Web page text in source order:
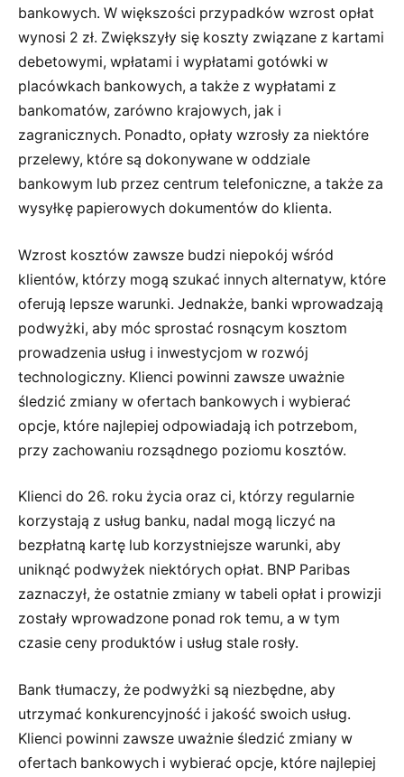
bankowych. W większości przypadków wzrost opłat
wynosi 2 zł. Zwiększyły się koszty związane z kartami
debetowymi, wpłatami i wypłatami gotówki w
placówkach bankowych, a także z wypłatami z
bankomatów, zarówno krajowych, jak i
zagranicznych. Ponadto, opłaty wzrosły za niektóre
przelewy, które są dokonywane w oddziale
bankowym lub przez centrum telefoniczne, a także za
wysyłkę papierowych dokumentów do klienta.
Wzrost kosztów zawsze budzi niepokój wśród
klientów, którzy mogą szukać innych alternatyw, które
oferują lepsze warunki. Jednakże, banki wprowadzają
podwyżki, aby móc sprostać rosnącym kosztom
prowadzenia usług i inwestycjom w rozwój
technologiczny. Klienci powinni zawsze uważnie
śledzić zmiany w ofertach bankowych i wybierać
opcje, które najlepiej odpowiadają ich potrzebom,
przy zachowaniu rozsądnego poziomu kosztów.
Klienci do 26. roku życia oraz ci, którzy regularnie
korzystają z usług banku, nadal mogą liczyć na
bezpłatną kartę lub korzystniejsze warunki, aby
uniknąć podwyżek niektórych opłat. BNP Paribas
zaznaczył, że ostatnie zmiany w tabeli opłat i prowizji
zostały wprowadzone ponad rok temu, a w tym
czasie ceny produktów i usług stale rosły.
Bank tłumaczy, że podwyżki są niezbędne, aby
utrzymać konkurencyjność i jakość swoich usług.
Klienci powinni zawsze uważnie śledzić zmiany w
ofertach bankowych i wybierać opcje, które najlepiej